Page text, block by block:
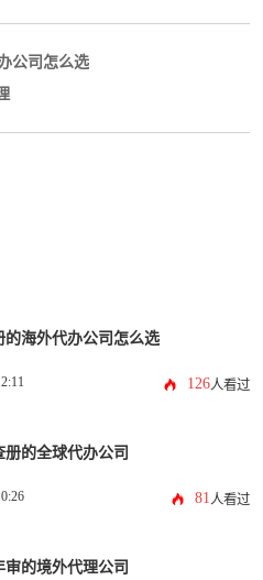
公司怎么选
的海外代办公司怎么选
126人看过
册的全球代办公司
81人看过
的境外代理公司